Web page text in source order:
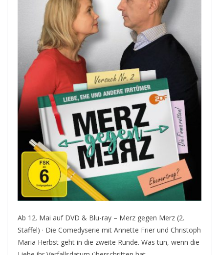
Ab 12. Mai auf DVD & Blu-ray – Merz gegen Merz (2.
Staffel) · Die Comedyserie mit Annette Frier und Christoph
Maria Herbst geht in die zweite Runde. Was tun, wenn die